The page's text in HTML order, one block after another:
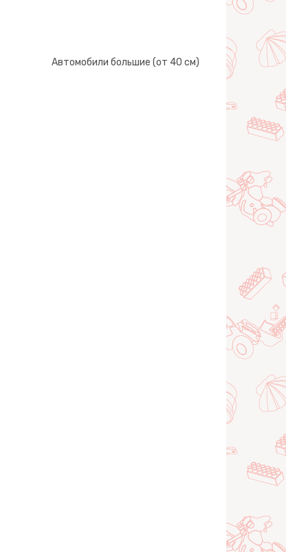
Автомобили большие (от 40 см)